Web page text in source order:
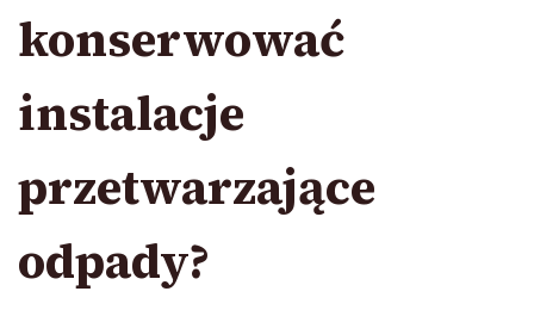
konserwować
instalacje
przetwarzające
odpady?